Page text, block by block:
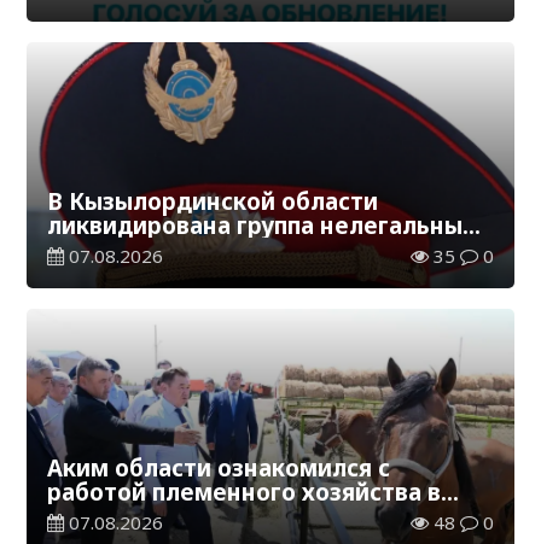
В Кызылординской области
ликвидирована группа нелегальных
добытчиков золота
07.08.2026 35 0
Аким области ознакомился с
работой племенного хозяйства в
Жанакорганском районе
07.08.2026 48 0